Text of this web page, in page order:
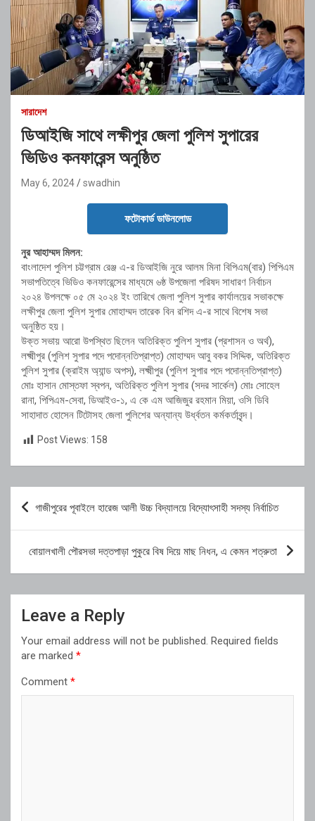
সারাদেশ
ডিআইজি সাথে লক্ষীপুর জেলা পুলিশ সুপারের
ভিডিও কনফারেন্স অনুষ্ঠিত
May 6, 2024 swadhin
ফটোকার্ড ডাউনলোড
নুর আহাম্মদ মিলন:
বাংলাদেশ পুলিশ চট্টগ্রাম রেঞ্জ এ-র ডিআইজি নুরে আলম মিনা বিপিএম(বার) পিপিএম
সভাপতিত্বে ভিডিও কনফারেন্সের মাধ্যমে ৬ষ্ঠ উপজেলা পরিষদ সাধারণ নির্বাচন
২০২৪ উপলক্ষে ০৫ মে ২০২৪ ইং তারিখে জেলা পুলিশ সুপার কার্যালয়ের সভাকক্ষে
লক্ষীপুর জেলা পুলিশ সুপার মোহাম্মদ তারেক বিন রশিদ এ-র সাথে বিশেষ সভা
অনুষ্ঠিত হয়।
উক্ত সভায় আরো উপস্থিত ছিলেন অতিরিক্ত পুলিশ সুপার (প্রশাসন ও অর্থ),
লক্ষ্মীপুর (পুলিশ সুপার পদে পদোন্নতিপ্রাপ্ত) মোহাম্মদ আবু বকর সিদ্দিক, অতিরিক্ত
পুলিশ সুপার (ক্রাইম অ্যান্ড অপস্), লক্ষ্মীপুর (পুলিশ সুপার পদে পদোন্নতিপ্রাপ্ত)
মোঃ হাসান মোস্তফা স্বপন, অতিরিক্ত পুলিশ সুপার (সদর সার্কেল) মোঃ সোহেল
রানা, পিপিএম-সেবা, ডিআইও-১, এ কে এম আজিজুর রহমান মিয়া, ওসি ডিবি
সাহাদাত হোসেন টিটোসহ জেলা পুলিশের অন্যান্য উর্ধ্বতন কর্মকর্তাবৃন্দ।
Post Views: 158
Post
navigation
গাজীপুরের পূবাইলে হারেজ আলী উচ্চ বিদ্যালয়ে বিদ্যোৎসাহী সদস্য নির্বাচিত
বোয়ালখালী পৌরসভা দত্তপাড়া পুকুরে বিষ দিয়ে মাছ নিধন, এ কেমন শত্রুতা
Leave a Reply
Your email address will not be published. Required fields
are marked *
Comment *